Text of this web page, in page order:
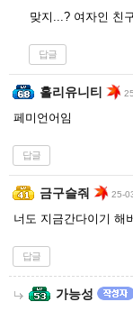
맞지...? 여자인 친
답글
홀리유니티
페미언어임
답글
금구슬줘 25-
너도 지금간다이기 해
답글
가능성